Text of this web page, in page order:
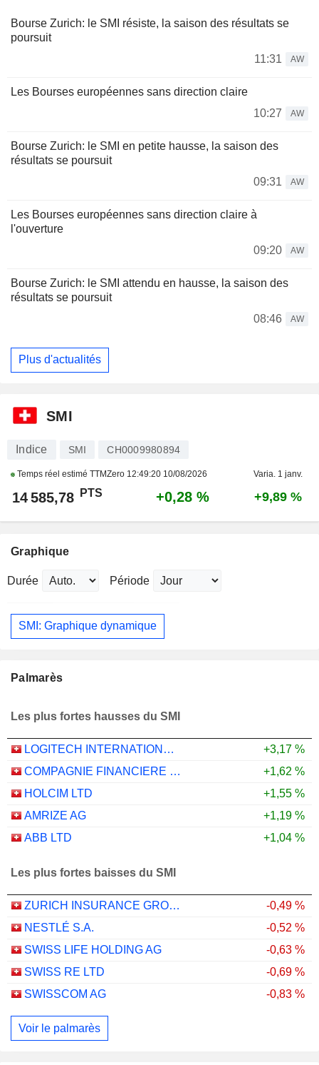
Bourse Zurich: le SMI résiste, la saison des résultats se
poursuit
11:31
AW
Les Bourses européennes sans direction claire
10:27
AW
Bourse Zurich: le SMI en petite hausse, la saison des
résultats se poursuit
09:31
AW
Les Bourses européennes sans direction claire à
l'ouverture
09:20
AW
Bourse Zurich: le SMI attendu en hausse, la saison des
résultats se poursuit
08:46
AW
Plus d'actualités
SMI
Indice SMI CH0009980894
Temps réel estimé TTMZero 12:49:20 10/08/2026 Varia. 1 janv.
14 585,78 PTS +0,28 % +9,89 %
Graphique
Durée Période
SMI: Graphique dynamique
Palmarès
Les plus fortes hausses du SMI
LOGITECH INTERNATIONAL S.A.
+3,17 %
COMPAGNIE FINANCIERE RICHEMONT
+1,62 %
HOLCIM LTD
+1,55 %
AMRIZE AG
+1,19 %
ABB LTD
+1,04 %
Les plus fortes baisses du SMI
ZURICH INSURANCE GROUP LTD
-0,49 %
NESTLÉ S.A.
-0,52 %
SWISS LIFE HOLDING AG
-0,63 %
SWISS RE LTD
-0,69 %
SWISSCOM AG
-0,83 %
Voir le palmarès